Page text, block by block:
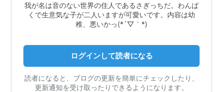
我が名は音のない世界の住人であるさぎっちだ。わんぱ
くで生意気な子が二人いますが可愛いです。内容は幼
稚、悪いかっ(*´▽｀*)
ログインして読者になる
読者になると、ブログの更新を簡単にチェックしたり、
更新通知を受け取ったりできるようになります。